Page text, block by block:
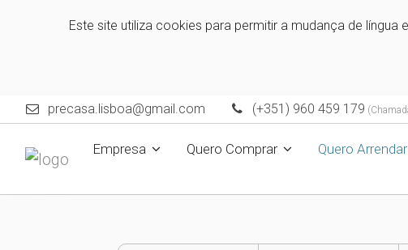
Este site utiliza cookies para permitir a mudança de
precasa.lisboa@gmail.com (+351) 960 459 179
Empresa Quero Comprar Quero Arrendar